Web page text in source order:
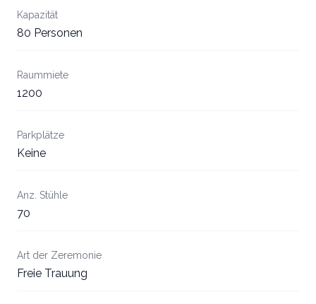
Kapazität
80 Personen
Raummiete
1200
Parkplätze
Keine
Anz. Stühle
70
Art der Zeremonie
Freie Trauung